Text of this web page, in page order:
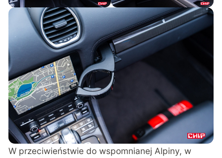
W przeciwieństwie do wspomnianej Alpiny, w